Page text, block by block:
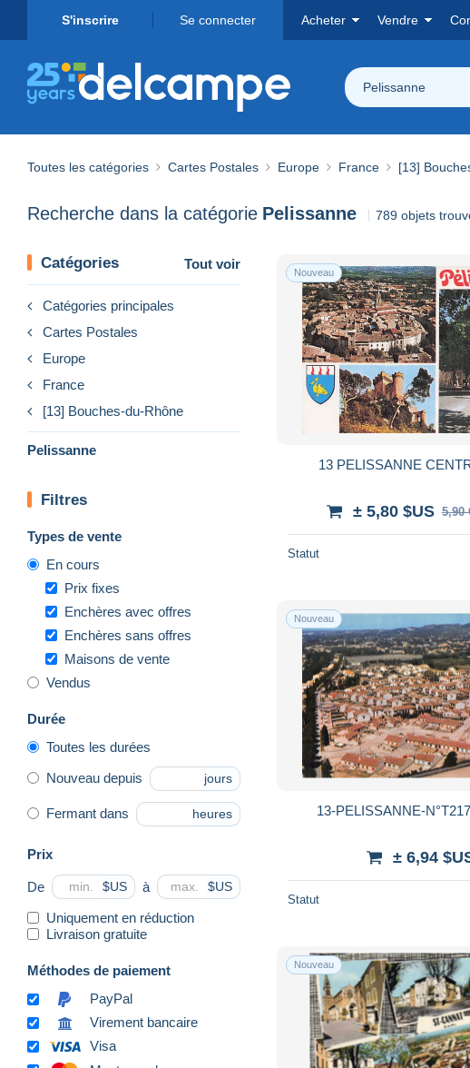
S'inscrire Se connecter Acheter Vendre
Pelissanne
Toutes les catégories Cartes Postales Europe France [13]
Recherche dans la catégorie Pelissanne 789 objets
Catégories Tout voir
Catégories principales
Cartes Postales
Europe
France
[13] Bouches-du-Rhône
Pelissanne
Filtres
Types de vente
En cours
Prix fixes
Enchères avec offres
Enchères sans offres
Maisons de vente
Vendus
Durée
Toutes les durées
Nouveau depuis jours
Fermant dans heures
Prix
De $US à $US
Uniquement en réduction
Livraison gratuite
Méthodes de paiement
PayPal
Virement bancaire
Visa
Nouveau
13 PELISSANNE
± 5,80 $US 5,90
Statut
Nouveau
13-PELISSANNE-
± 6,94
Statut
Nouveau